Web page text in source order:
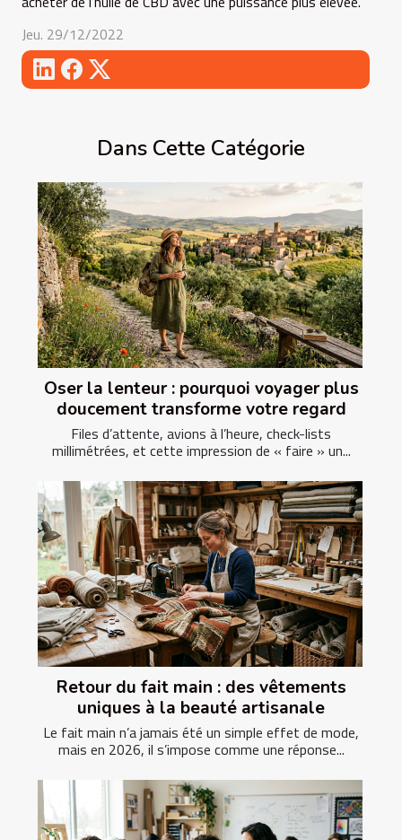
Jeu. 29/12/2022
Dans Cette Catégorie
Oser la lenteur : pourquoi voyager plus
doucement transforme votre regard
Files d’attente, avions à l’heure, check-lists
millimétrées, et cette impression de « faire » un...
Retour du fait main : des vêtements
uniques à la beauté artisanale
Le fait main n’a jamais été un simple effet de mode,
mais en 2026, il s’impose comme une réponse...